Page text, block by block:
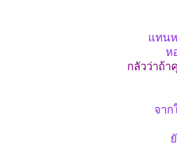
แทน
ห
กลัวว่าถ้า
จาก